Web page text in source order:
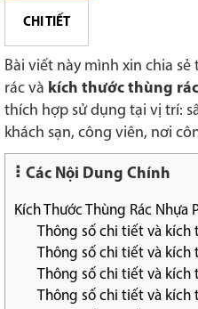
CHI TIẾT
Bài viết này mình xin chia
rác và kích thước thùng rác
thích hợp sử dụng tại vị trí:
khách sạn, công viên, nơi
Các Nội Dung Chính
Kích Thước Thùng Rác Nhựa
Thông số chi tiết và kích
Thông số chi tiết và kích
Thông số chi tiết và kích
Thông số chi tiết và kích